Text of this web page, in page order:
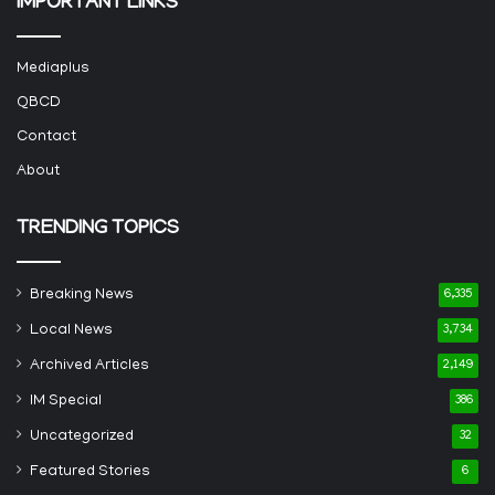
IMPORTANT LINKS
Mediaplus
QBCD
Contact
About
TRENDING TOPICS
Breaking News 6,335
Local News 3,734
Archived Articles 2,149
IM Special 386
Uncategorized 32
Featured Stories 6